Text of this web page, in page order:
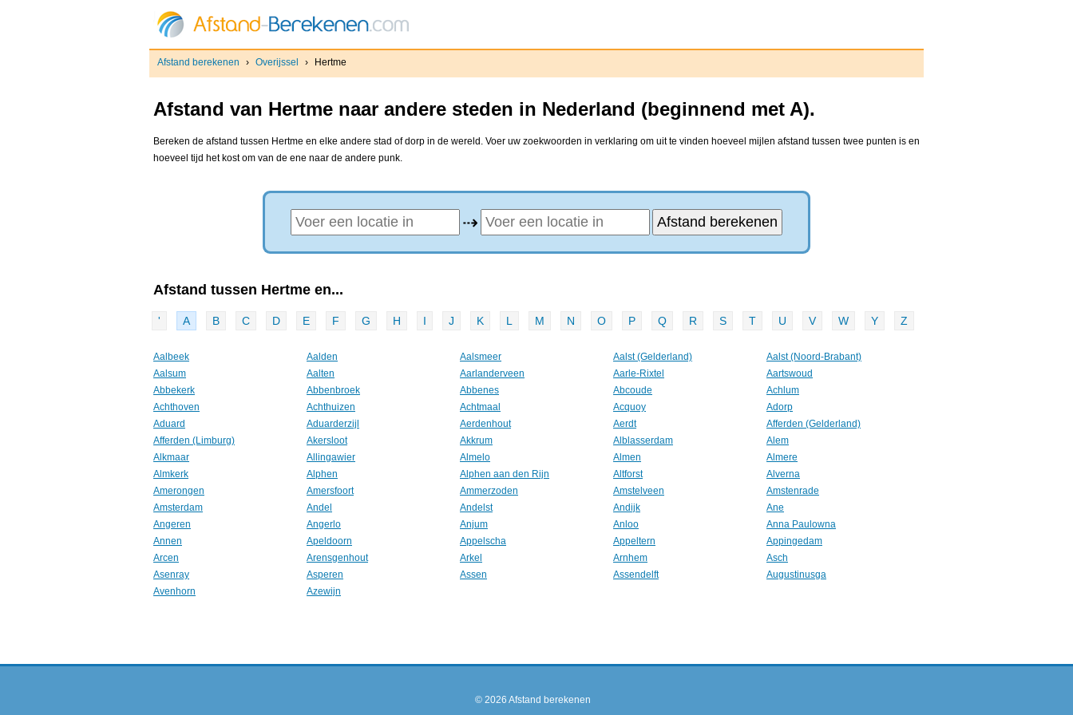
Afstand berekenen › Overijssel › Hertme
Afstand van Hertme naar andere steden in Nederland (beginnend met A).
Bereken de afstand tussen Hertme en elke andere stad of dorp in de wereld. Voer uw zoekwoorden in verklaring om uit te vinden hoeveel mijlen afstand tussen twee punten is en
hoeveel tijd het kost om van de ene naar de andere punk.
⇢
Afstand tussen Hertme en...
' A B C D E F G H I J K L M N O P Q R S T U V W Y Z
Aalbeek Aalden Aalsmeer Aalst (Gelderland)
Aalst (Noord-Brabant)
Aalsum
Aalten Aarlanderveen Aarle-Rixtel
Aartswoud
Abbekerk
Abbenbroek Abbenes Abcoude
Achlum
Achthoven
Achthuizen Achtmaal Acquoy
Adorp
Aduard
Aduarderzijl Aerdenhout Aerdt
Afferden (Gelderland)
Afferden (Limburg)
Akersloot Akkrum Alblasserdam
Alem
Alkmaar
Allingawier Almelo Almen
Almere
Almkerk
Alphen Alphen aan den Rijn Altforst
Alverna
Amerongen
Amersfoort Ammerzoden Amstelveen
Amstenrade
Amsterdam
Andel Andelst Andijk
Ane
Angeren
Angerlo Anjum Anloo
Anna Paulowna
Annen
Apeldoorn Appelscha Appeltern
Appingedam
Arcen
Arensgenhout Arkel Arnhem
Asch
Asenray
Asperen Assen Assendelft
Augustinusga
Avenhorn
Azewijn
© 2026 Afstand berekenen